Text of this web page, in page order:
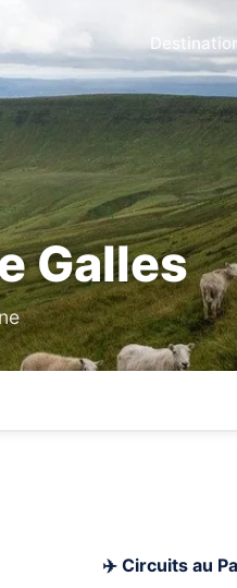
Galles
✈️ Circuits au